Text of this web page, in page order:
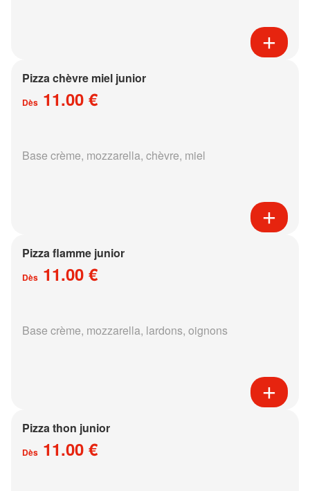
Pizza chèvre miel junior
Dès 11.00 €
Base crème, mozzarella, chèvre, miel
Pizza flamme junior
Dès 11.00 €
Base crème, mozzarella, lardons, oignons
Pizza thon junior
Dès 11.00 €